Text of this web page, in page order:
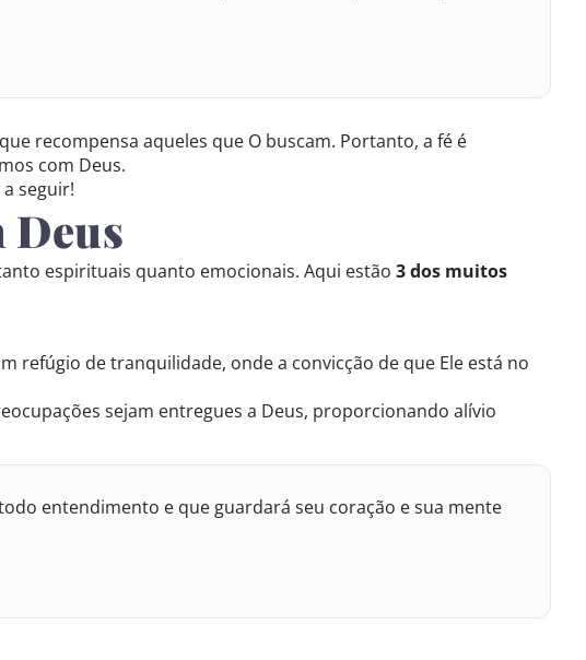
recompensa aqueles que O buscam. Portanto, a fé é
com Deus.
seguir!
Deus
espirituais quanto emocionais. Aqui estão 3 dos muitos
refúgio de tranquilidade, onde a convicção de que Ele está no
sejam entregues a Deus, proporcionando alívio
entendimento e que guardará seu coração e sua mente